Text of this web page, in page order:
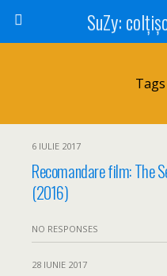
SuZy:
6 IULIE 2017
Recomandare film: The
(2016)
NO RESPONSES
28 IUNIE 2017